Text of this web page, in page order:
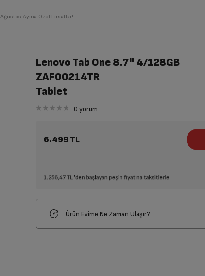
Ağustos Ayına Özel Fırsatlar!
Lenovo Tab One 8.7" 4/128GB
ZAF00214TR
Tablet
0 yorum
6.499 TL
Ürün Evime Ne Zaman Ulaşır?